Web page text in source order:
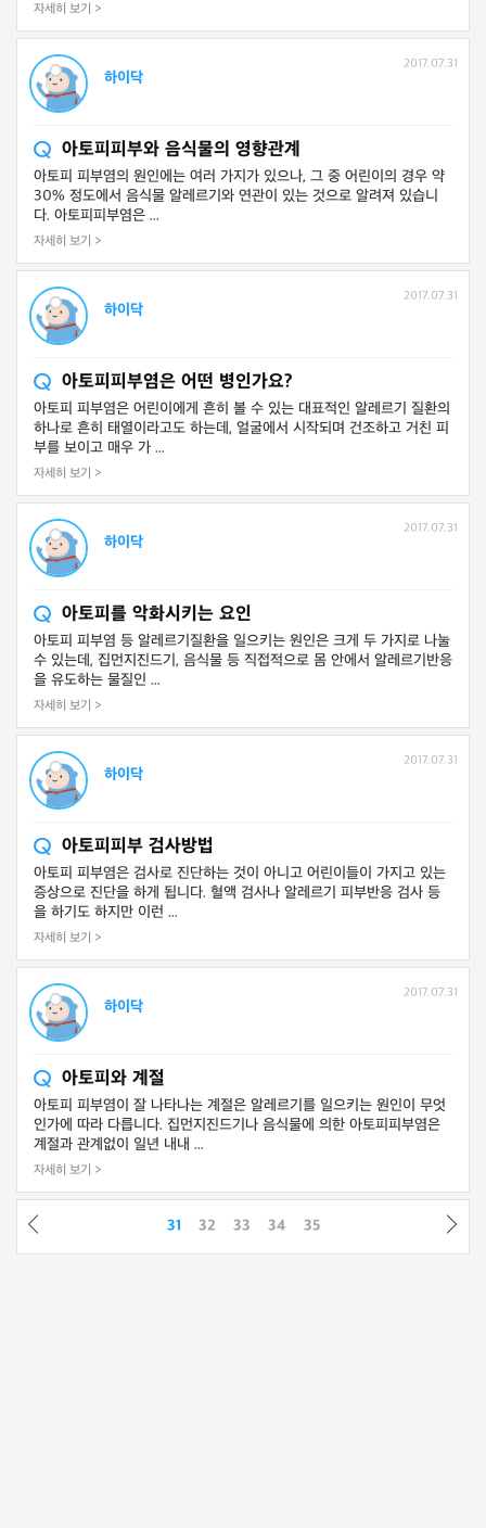
자세히 보기 >
하이닥
2017.07.31
아토피피부와 음식물의 영향관계
아토피 피부염의 원인에는 여러 가지가 있으나, 그 중 어린이의 경우 약
30% 정도에서 음식물 알레르기와 연관이 있는 것으로 알려져 있습니
다. 아토피피부염은 ...
자세히 보기 >
하이닥
2017.07.31
아토피피부염은 어떤 병인가요?
아토피 피부염은 어린이에게 흔히 볼 수 있는 대표적인 알레르기 질환의
하나로 흔히 태열이라고도 하는데, 얼굴에서 시작되며 건조하고 거친 피
부를 보이고 매우 가 ...
자세히 보기 >
하이닥
2017.07.31
아토피를 악화시키는 요인
아토피 피부염 등 알레르기질환을 일으키는 원인은 크게 두 가지로 나눌
수 있는데, 집먼지진드기, 음식물 등 직접적으로 몸 안에서 알레르기반응
을 유도하는 물질인 ...
자세히 보기 >
하이닥
2017.07.31
아토피피부 검사방법
아토피 피부염은 검사로 진단하는 것이 아니고 어린이들이 가지고 있는
증상으로 진단을 하게 됩니다. 혈액 검사나 알레르기 피부반응 검사 등
을 하기도 하지만 이런 ...
자세히 보기 >
하이닥
2017.07.31
아토피와 계절
아토피 피부염이 잘 나타나는 계절은 알레르기를 일으키는 원인이 무엇
인가에 따라 다릅니다. 집먼지진드기나 음식물에 의한 아토피피부염은
계절과 관계없이 일년 내내 ...
자세히 보기 >
31 32 33 34 35